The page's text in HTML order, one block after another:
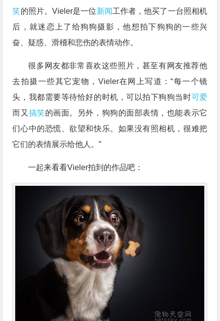
笑的照片。Vieler是一位新闻工作者，他买了一台照相机
后，就迷恋上了给狗狗摄影，他想拍下狗狗的一些兴
奋、疑惑、滑稽和悲伤的表情动作。
很多网友都非常喜欢这些照片，甚至有网友推荐他
去拍摄一些其它宠物，Vieler在网上写道：“每一个镜
头，我都需要等待恰好的时机，可以拍下狗狗当时可爱
而又 搞笑的画面。另外，狗狗的面部表情，也能表示它
们心中的恐慌、欲望和快乐。如果没有照相机，很难把
它们的表情展示给他人。”
一起来看看Vieler拍到的作品吧：